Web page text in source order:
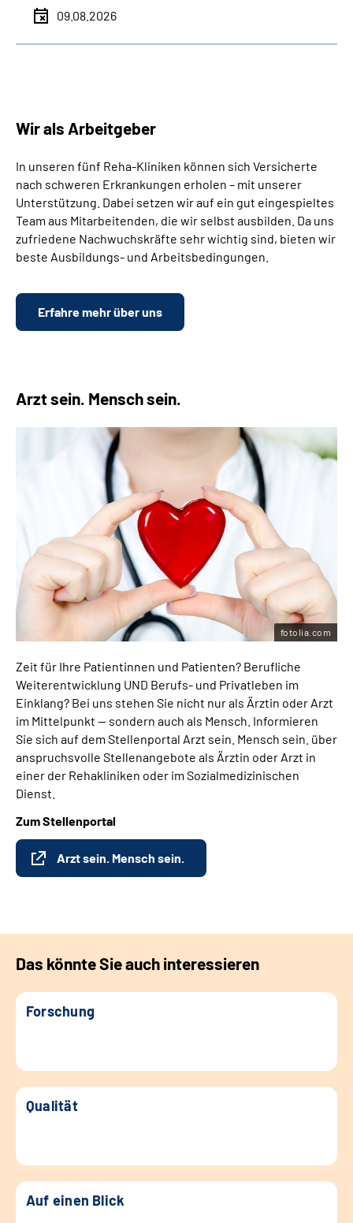
09.08.2026
Wir als Arbeitgeber
In unseren fünf Reha-Kliniken können sich Versicherte
nach schweren Erkrankungen erholen – mit unserer
Unterstützung. Dabei setzen wir auf ein gut eingespieltes
Team aus Mitarbeitenden, die wir selbst ausbilden. Da uns
zufriedene Nachwuchskräfte sehr wichtig sind, bieten wir
beste Ausbildungs- und Arbeitsbedingungen.
Erfahre mehr über uns
Arzt sein. Mensch sein.
Zeit für Ihre Patientinnen und Patienten? Berufliche
Weiterentwicklung UND Berufs- und Privatleben im
Einklang? Bei uns stehen Sie nicht nur als Ärztin oder Arzt
im Mittelpunkt — sondern auch als Mensch. Informieren
Sie sich auf dem Stellenportal Arzt sein. Mensch sein. über
anspruchsvolle Stellenangebote als Ärztin oder Arzt in
einer der Rehakliniken oder im Sozialmedizinischen
Dienst.
Zum Stellenportal
Arzt sein. Mensch sein.
fotolia.com
Das könnte Sie auch interessieren
Forschung
Qualität
Auf einen Blick